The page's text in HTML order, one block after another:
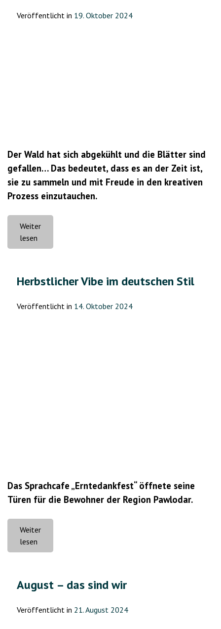
Veröffentlicht in 19. Oktober 2024
Der Wald hat sich abgekühlt und die Blätter sind
gefallen… Das bedeutet, dass es an der Zeit ist,
sie zu sammeln und mit Freude in den kreativen
Prozess einzutauchen.
Weiter
lesen
mit
Herbstlicher Vibe im deutschen Stil
Veröffentlicht in 14. Oktober 2024
Das Sprachcafe „Erntedankfest“ öffnete seine
Türen für die Bewohner der Region Pawlodar.
Weiter
lesen
Vibe
Stil“
August – das sind wir
Veröffentlicht in 21. August 2024